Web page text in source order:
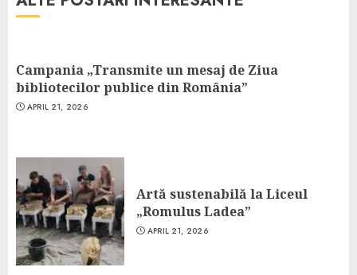
Campania „Transmite un mesaj de Ziua
bibliotecilor publice din România”
APRIL 21, 2026
Artă sustenabilă la Liceul
„Romulus Ladea”
APRIL 21, 2026